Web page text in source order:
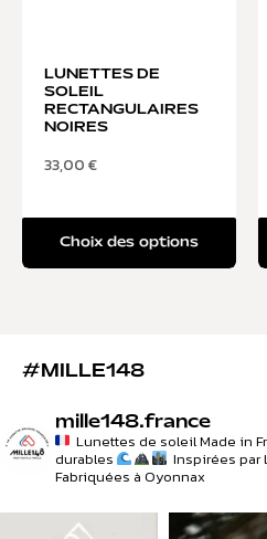
LUNETTES DE
SOLEIL
RECTANGULAIRES
NOIRES
33,00€
Choix des options
#MILLE148
mille148.france
Lunettes de soleil Made in
durables
Inspirées par
Fabriquées à Oyonnax